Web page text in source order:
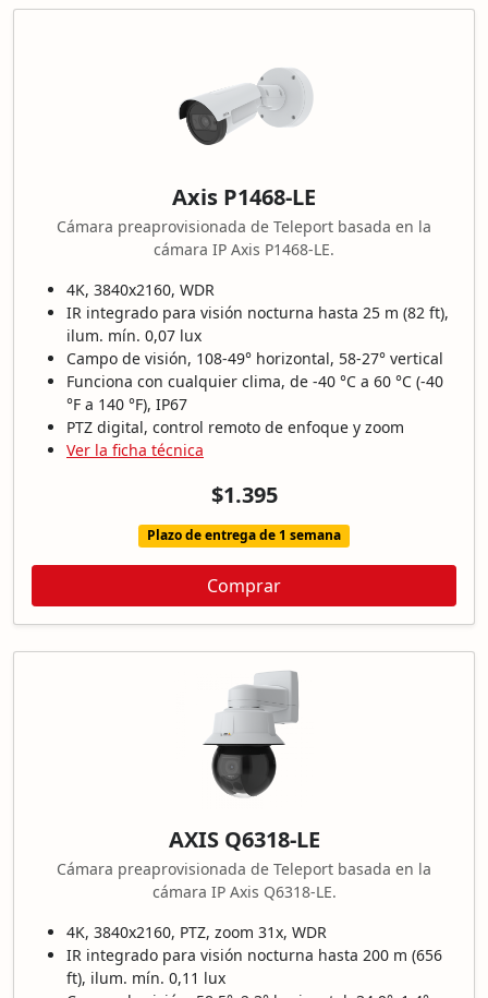
Axis P1468-LE
Cámara preaprovisionada de Teleport basada en la
cámara IP Axis P1468-LE.
4K, 3840x2160, WDR
IR integrado para visión nocturna hasta 25 m (82 ft),
ilum. mín. 0,07 lux
Campo de visión, 108-49° horizontal, 58-27° vertical
Funciona con cualquier clima, de -40 °C a 60 °C (-40
°F a 140 °F), IP67
PTZ digital, control remoto de enfoque y zoom
Ver la ficha técnica
$1.395
Plazo de entrega de 1 semana
Comprar
AXIS Q6318-LE
Cámara preaprovisionada de Teleport basada en la
cámara IP Axis Q6318-LE.
4K, 3840x2160, PTZ, zoom 31x, WDR
IR integrado para visión nocturna hasta 200 m (656
ft), ilum. mín. 0,11 lux